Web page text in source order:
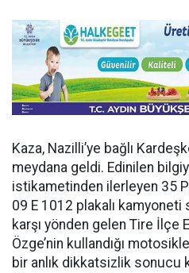
Kaza, Nazilli’ye bağlı
meydana geldi. Edinilen
istikametinden ilerleyen 35
09 E 1012 plakalı
karşı yönden gelen Tire İlçe
Özge’nin kullandığı
bir anlık dikkatsizlik sonucu